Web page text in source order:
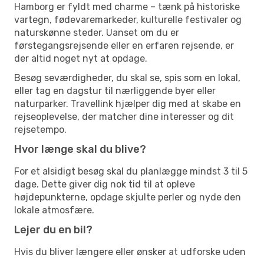
Hamborg er fyldt med charme – tænk på historiske
vartegn, fødevaremarkeder, kulturelle festivaler og
naturskønne steder. Uanset om du er
førstegangsrejsende eller en erfaren rejsende, er
der altid noget nyt at opdage.
Besøg seværdigheder, du skal se, spis som en lokal,
eller tag en dagstur til nærliggende byer eller
naturparker. Travellink hjælper dig med at skabe en
rejseoplevelse, der matcher dine interesser og dit
rejsetempo.
Hvor længe skal du blive?
For et alsidigt besøg skal du planlægge mindst 3 til 5
dage. Dette giver dig nok tid til at opleve
højdepunkterne, opdage skjulte perler og nyde den
lokale atmosfære.
Lejer du en bil?
Hvis du bliver længere eller ønsker at udforske uden